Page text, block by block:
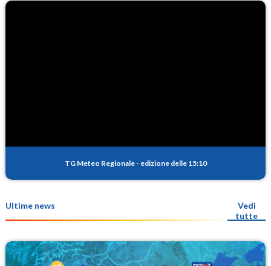
TG Meteo Regionale - edizione delle 15:10
Ultime news
Vedi
tutte